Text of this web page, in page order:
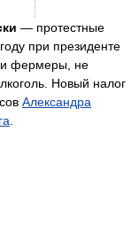
— протестные
при президенте
фермеры, не
Новый налог
Александра